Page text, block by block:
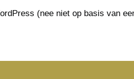
(nee niet op basis van